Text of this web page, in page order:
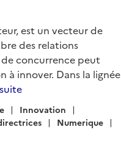
est un vecteur de
des relations
concurrence peut
à innover. Dans la lignée
Innovation
Numerique